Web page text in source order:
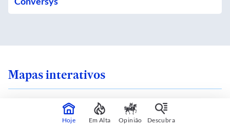
Mapas interativos
Hoje Em Alta Opinião Descubra